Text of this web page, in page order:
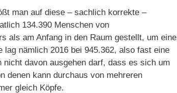
man auf diese – sachlich korrekte –
134.390 Menschen von
als am Anfang in den Raum gestellt, um eine
nämlich 2016 bei 945.362, also fast eine
davon ausgehen darf, dass es sich um
denen kann durchaus von mehreren
gleich Köpfe.